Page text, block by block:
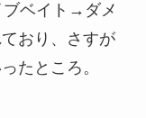
ベイト→ダメ
おり、さすが
たところ。